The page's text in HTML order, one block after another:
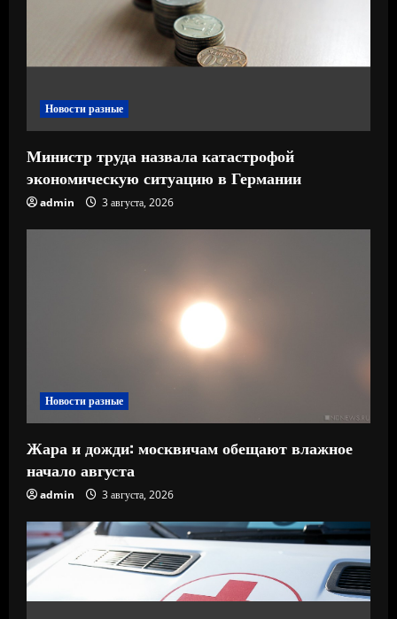
и
Новости разные
Министр труда назвала катастрофой
экономическую ситуацию в Германии
admin 3 августа, 2026
Новости разные
Жара и дожди: москвичам обещают влажное
начало августа
admin 3 августа, 2026